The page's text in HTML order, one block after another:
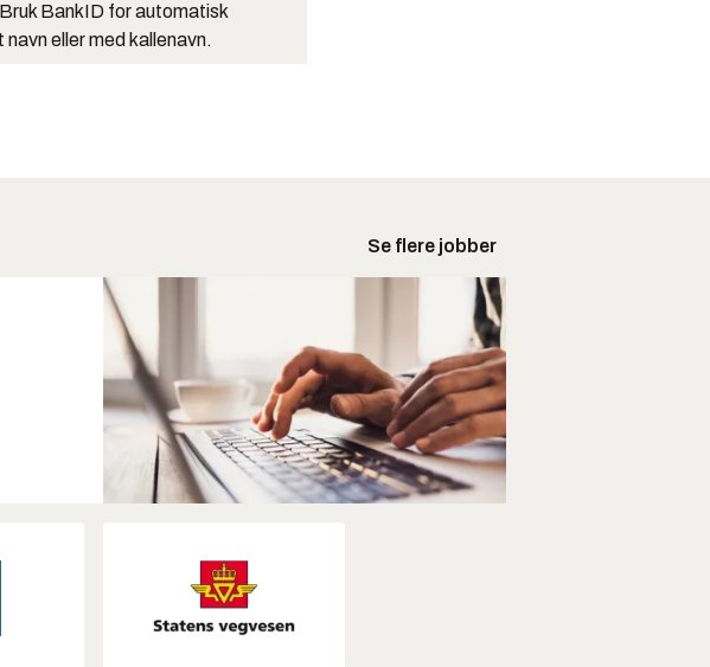
BankID for automatisk
eller med kallenavn.
Se flere jobber